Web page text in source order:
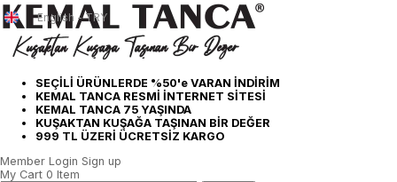
SEÇİLİ ÜRÜNLERDE %50'e VARAN İNDİRİM
KEMAL TANCA RESMİ İNTERNET SİTESİ
KEMAL TANCA 75 YAŞINDA
KUŞAKTAN KUŞAĞA TAŞINAN BİR DEĞER
999 TL ÜZERİ ÜCRETSİZ KARGO
English - TRY
Member Login Sign up
My Cart 0 Item